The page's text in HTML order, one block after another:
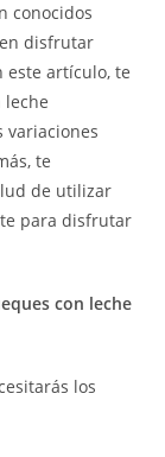
conocidos
disfrutar
este artículo, te
leche
variaciones
te
de utilizar
para disfrutar
con leche
los